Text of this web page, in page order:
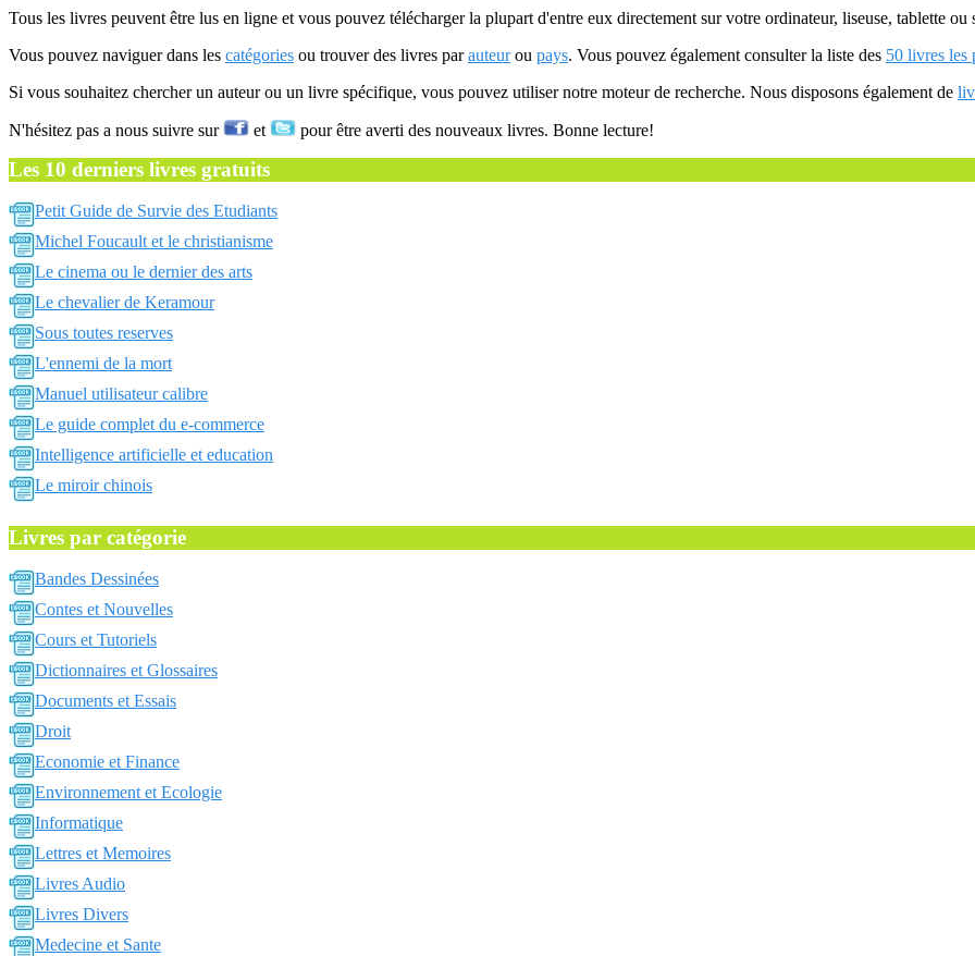
Tous les livres peuvent être lus en ligne et vous pouvez télécharger la plupart d'entre eux directement sur votre ordinateur, liseuse, tablette ou
Vous pouvez naviguer dans les catégories ou trouver des livres parauteurou pays. Vous pouvez également consulter la liste des 50 livres les
Si vous souhaitez chercher un auteur ou un livre spécifique, vous pouvez utiliser notre moteur de recherche. Nous disposons également de
N'hésitez pas a nous suivre sur et pour être averti des nouveaux livres. Bonne lecture!
Les 10 derniers livres gratuits
Petit Guide de Survie des Etudiants
Michel Foucault et le christianisme
Le cinema ou le dernier des arts
Le chevalier de Keramour
Sous toutes reserves
L'ennemi de la mort
Manuel utilisateur calibre
Le guide complet du e-commerce
Intelligence artificielle et education
Le miroir chinois
Livres par catégorie
Bandes Dessinées
Contes et Nouvelles
Cours et Tutoriels
Dictionnaires et Glossaires
Documents et Essais
Droit
Economie et Finance
Environnement et Ecologie
Informatique
Lettres et Memoires
Livres Audio
Livres Divers
Medecine et Sante